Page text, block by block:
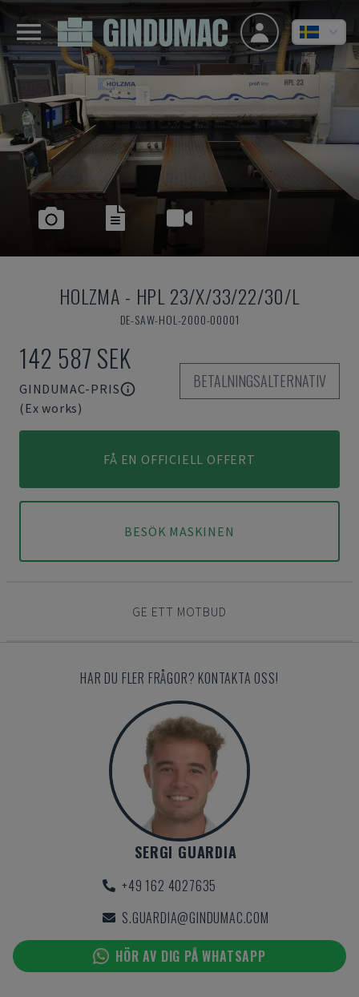
HOLZMA - HPL 23/X/33/22/30/L
DE-SAW-HOL-2000-00001
142 587 SEK
GINDUMAC-PRIS
(Ex works)
BETALNINGSALTERNATIV
FÅ EN OFFICIELL OFFERT
BESÖK MASKINEN
GE ETT MOTBUD
HAR DU FLER FRÅGOR? KONTAKTA OSS!
SERGI GUARDIA
+49 162 4027635
S.GUARDIA@GINDUMAC.COM
HÖR AV DIG PÅ WHATSAPP